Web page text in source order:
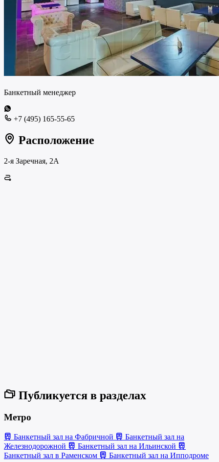
Банкетный менеджер
+7 (495) 165-55-65
Расположение
2-я Заречная, 2А
Публикуется в разделах
Метро
Банкетный зал на Фабричной
Банкетный зал на
Железнодорожной
Банкетный зал на Ильинской
Банкетный зал в Раменском
Банкетный зал на Ипподроме